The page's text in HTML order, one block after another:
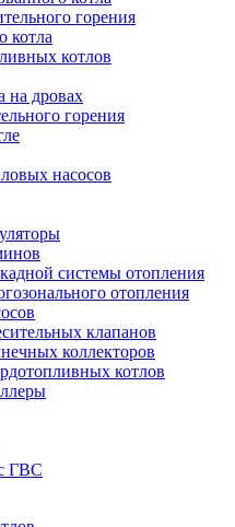
горения
котла
котлов
на дровах
горения
насосов
системы отопления
отопления
клапанов
коллекторов
котлов
ГВС